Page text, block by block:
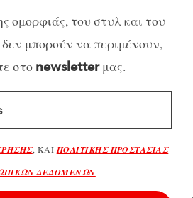
ομορφιάς, του στυλ και του
μπορούν να περιμένουν,
στο newsletterμας.
, ΚΑΙ ΠΟΛΙΤΙΚΗΣ ΠΡΟΣΤΑΣΙΑΣ
ΔΕΔΟΜΕΝΩΝ